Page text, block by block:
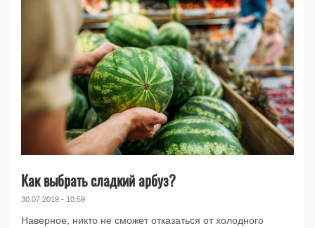
Как выбрать сладкий арбуз?
30.07.2019 - 10:59
Наверное, никто не сможет отказаться от холодного